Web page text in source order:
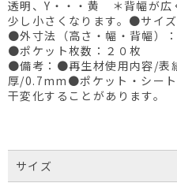
透明、Y・・・黄 ＊背幅が広
少し小さくなります。●サイ
●外寸法（高さ・幅・背幅）
●ポケット枚数：２０枚
●備考：●再生材使用内容/表
厚/0.7mm●ポケット・シー
干変化することがあります。
サイズ